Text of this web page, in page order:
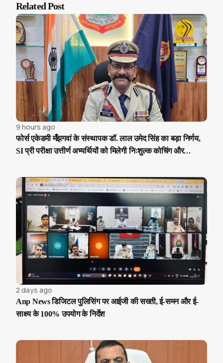
Related Post
9 hours ago
फोर्स एकेडमी मँझगवां के संस्थापक डॉ. लाल उमेद सिंह का बड़ा निर्णय,
SI प्री परीक्षा उत्तीर्ण अभ्यर्थियों को मिलेगी निःशुल्क कोचिंग और
2 days ago
Anp News डिजिटल पुलिसिंग पर आईजी की सख्ती, ई-समन और ई-
साक्ष्य के 100% उपयोग के निर्देश